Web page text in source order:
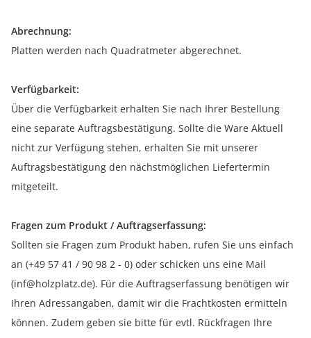
Abrechnung:
Platten werden nach Quadratmeter abgerechnet.
Verfügbarkeit:
Über die Verfügbarkeit erhalten Sie nach Ihrer Bestellung
eine separate Auftragsbestätigung. Sollte die Ware Aktuell
nicht zur Verfügung stehen, erhalten Sie mit unserer
Auftragsbestätigung den nächstmöglichen Liefertermin
mitgeteilt.
Fragen zum Produkt / Auftragserfassung:
Sollten sie Fragen zum Produkt haben, rufen Sie uns einfach
an (+49 57 41 / 90 98 2 - 0) oder schicken uns eine Mail
(inf@holzplatz.de). Für die Auftragserfassung benötigen wir
Ihren Adressangaben, damit wir die Frachtkosten ermitteln
können. Zudem geben sie bitte für evtl. Rückfragen Ihre